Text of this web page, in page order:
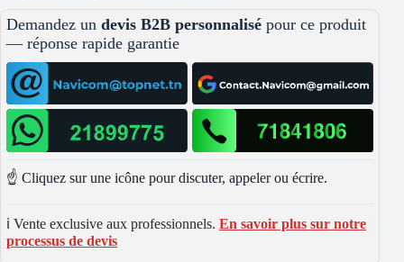
Demandez un devis B2B personnalisé pour ce produit
— réponse rapide garantie
☝️ Cliquez sur une icône pour discuter, appeler ou écrire.
ℹ️ Vente exclusive aux professionnels. En savoir plus sur notre
processus de devis